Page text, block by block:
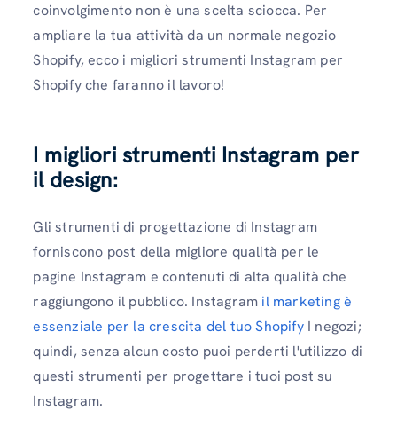
coinvolgimento non è una scelta sciocca. Per
ampliare la tua attività da un normale negozio
Shopify, ecco i migliori strumenti Instagram per
Shopify che faranno il lavoro!
I migliori strumenti Instagram per
il design:
Gli strumenti di progettazione di Instagram
forniscono post della migliore qualità per le
pagine Instagram e contenuti di alta qualità che
raggiungono il pubblico. Instagram il marketing è
essenziale per la crescita del tuo ShopifyI negozi;
quindi, senza alcun costo puoi perderti l'utilizzo di
questi strumenti per progettare i tuoi post su
Instagram.